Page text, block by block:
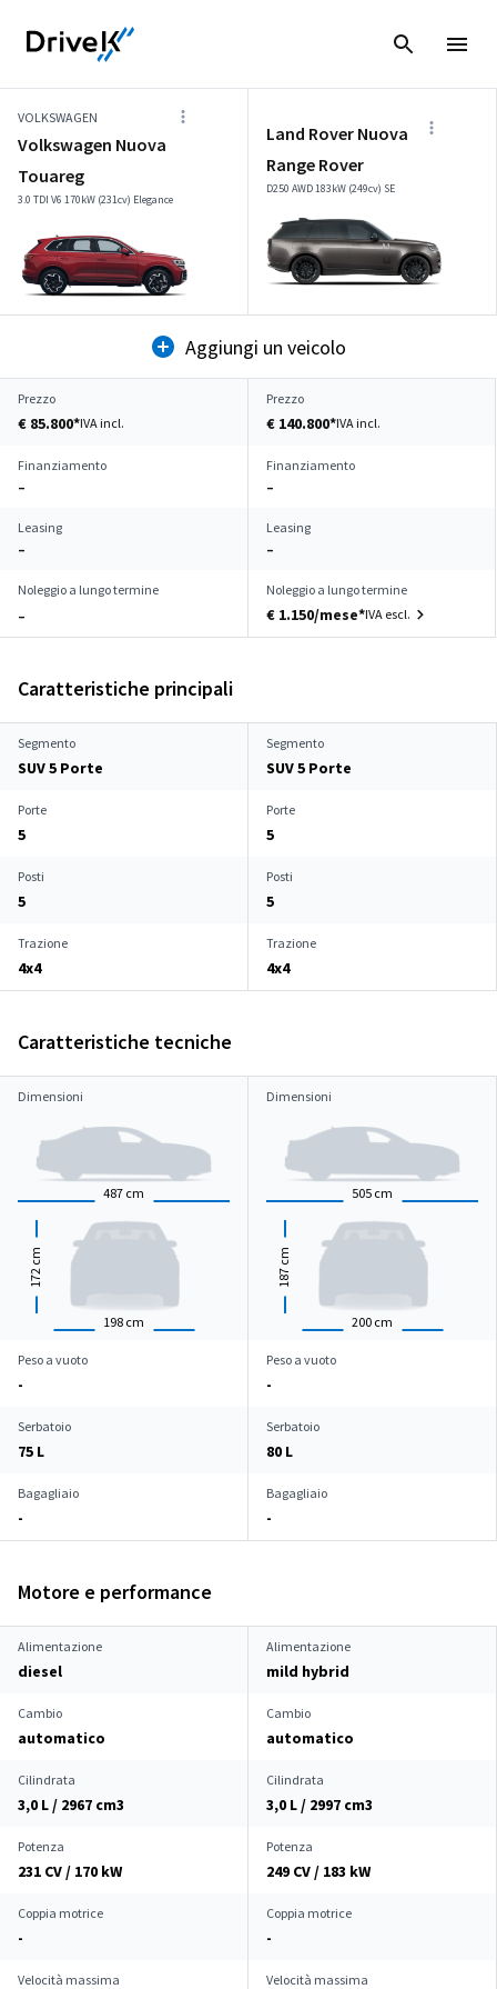
VOLKSWAGEN
Volkswagen Nuova
Touareg
3.0 TDI V6 170kW (231cv) Elegance
Land Rover Nuova
Range Rover
D250 AWD 183kW (249cv) SE
Aggiungi un veicolo
Prezzo
€ 85.800*IVA incl.
Prezzo
€ 140.800*IVA incl.
Finanziamento
–
Finanziamento
–
Leasing
–
Leasing
–
Noleggio a lungo termine
–
Noleggio a lungo termine
€ 1.150/mese*IVA escl.
Caratteristiche principali
Segmento
SUV 5 Porte
Segmento
SUV 5 Porte
Porte
5
Porte
5
Posti
5
Posti
5
Trazione
4x4
Trazione
4x4
Caratteristiche tecniche
Dimensioni
487 cm
198 cm
172
cm
Dimensioni
505 cm
200 cm
187
cm
Peso a vuoto
-
Peso a vuoto
-
Serbatoio
75 L
Serbatoio
80 L
Bagagliaio
-
Bagagliaio
-
Motore e performance
Alimentazione
diesel
Alimentazione
mild hybrid
Cambio
automatico
Cambio
automatico
Cilindrata
3,0 L / 2967 cm3
Cilindrata
3,0 L / 2997 cm3
Potenza
231 CV / 170 kW
Potenza
249 CV / 183 kW
Coppia motrice
-
Coppia motrice
-
Velocità massima Velocità massima